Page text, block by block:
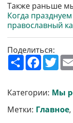
Также раньше
Когда
православный
Поделиться:
П
о
р
и
т
и
F
a
b
o
o
k
T
w
t
e
r
Категории: Мы
Метки: Главное,